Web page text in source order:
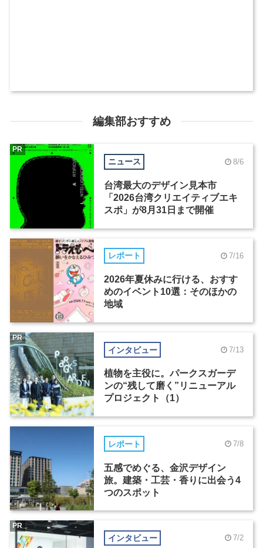
編集部おすすめ
ニュース 8/6
台湾最大のデザイン見本市
「2026台湾クリエイティブエキ
スポ」が8月31日まで開催
PR
レポート 7/16
2026年夏休みに行ける、おすす
めのイベント10選：そのほかの
地域
インタビュー 7/13
植物を主役に。パークスガーデ
ンの“残して磨く”リニューアル
プロジェクト（1）
PR
レポート 7/8
五感でめぐる、金沢デザイン
旅。建築・工芸・香りに出会う4
つのスポット
インタビュー 7/2
PR